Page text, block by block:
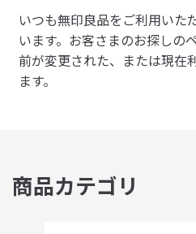
ト
ス
ト
ア
いつも無印良品をご利用いた
います。 お客さまのお探しの
前が変更された、または現在
ます。
商品カテゴリ